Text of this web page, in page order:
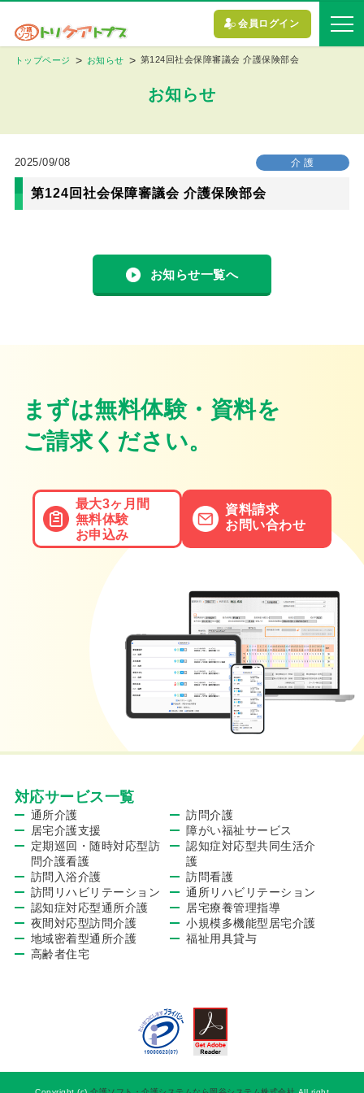
会員ログイン
トップページ お知らせ 第124回社会保障審議会 介護保険部会
お知らせ
2025/09/08 介 護
第124回社会保障審議会 介護保険部会
お知らせ一覧へ
まずは無料体験・資料を
ご請求ください。
最大3ヶ月間
無料体験
お申込み
資料請求
お問い合わせ
対応サービス一覧
通所介護
訪問介護
居宅介護支援
障がい福祉サービス
定期巡回・随時対応型訪
問介護看護
認知症対応型共同生活介
護
訪問入浴介護
訪問看護
訪問リハビリテーション
通所リハビリテーション
認知症対応型通所介護
居宅療養管理指導
夜間対応型訪問介護
小規模多機能型居宅介護
地域密着型通所介護
福祉用具貸与
高齢者住宅